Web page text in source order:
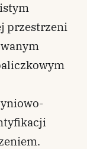
przestrzeni